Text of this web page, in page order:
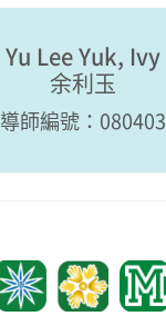
Yu Lee Yuk, Ivy
余利玉
導師編號：080403